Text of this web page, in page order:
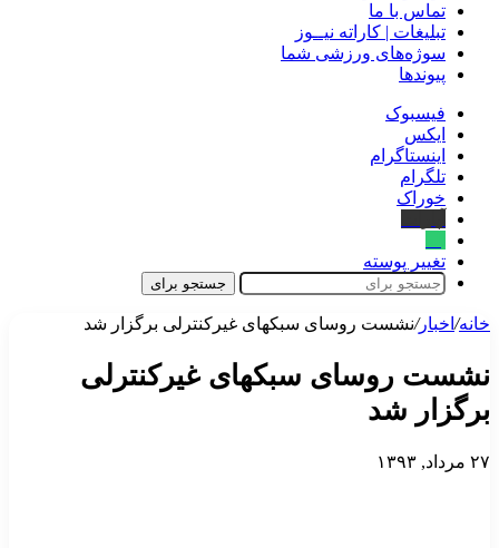
تماس‌ با‌ ما
تبلیغات | کاراته نیــوز
سوژه‌های ورزشی شما
پیوندها
فیسبوک
ایکس
اینستاگرام
تلگرام
خوراک
تغییر پوسته
جستجو برای
خانه/ اخبار/نشست روسای سبکهای غیرکنترلی برگزار شد
نشست روسای سبکهای غیرکنترلی
برگزار شد
۲۷ مرداد, ۱۳۹۳